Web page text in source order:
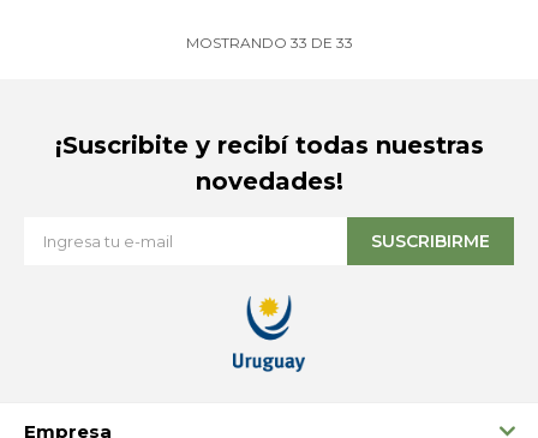
MOSTRANDO 33 DE 33
Empresa
¡Suscribite y recibí todas nuestras
novedades!
SUSCRIBIRME